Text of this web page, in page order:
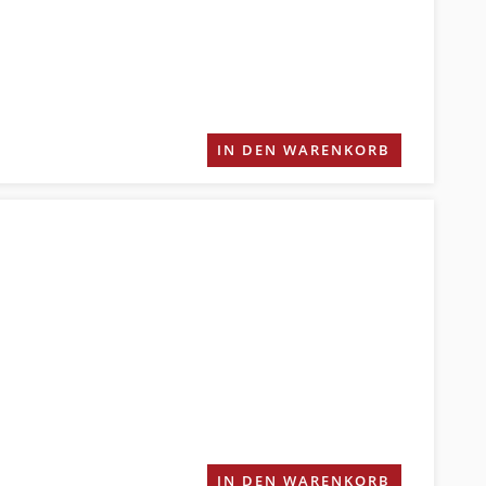
IN DEN WARENKORB
IN DEN WARENKORB